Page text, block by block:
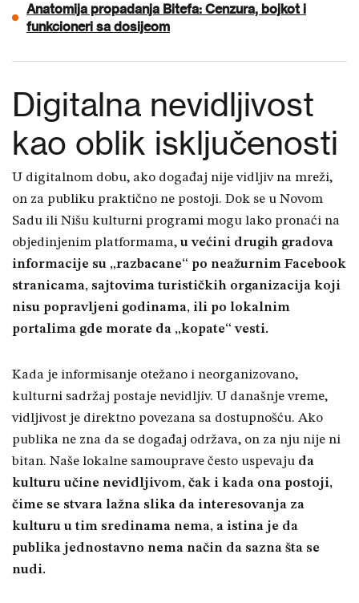
Anatomija propadanja Bitefa: Cenzura, bojkot i
funkcioneri sa dosijeom
Digitalna nevidljivost
kao oblik isključenosti
U digitalnom dobu, ako događaj nije vidljiv na mreži,
on za publiku praktično ne postoji. Dok se u Novom
Sadu ili Nišu kulturni programi mogu lako pronaći na
objedinjenim platformama,u većini drugih gradova
informacije su „razbacane“ po neažurnim Facebook
stranicama, sajtovima turističkih organizacija koji
nisu popravljeni godinama, ili po lokalnim
portalima gde morate da „kopate“ vesti.
Kada je informisanje otežano i neorganizovano,
kulturni sadržaj postaje nevidljiv. U današnje vreme,
vidljivost je direktno povezana sa dostupnošću. Ako
publika ne zna da se događaj održava, on za nju nije ni
bitan. Naše lokalne samouprave često uspevaju da
kulturu učine nevidljivom, čak i kada ona postoji,
čime se stvara lažna slika da interesovanja za
kulturu u tim sredinama nema, a istina je da
publika jednostavno nema način da sazna šta se
nudi.